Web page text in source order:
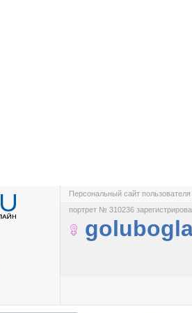
Персональный сайт пользователя
портрет № 310236